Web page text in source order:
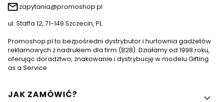
zapytania@promoshop.pl
ul. Staffa 12, 71-149 Szczecin, PL
Promoshop.pl to bezpośredni dystrybutor i hurtownia gadżetów
reklamowych z nadrukiem dla firm (B2B). Działamy od 1998 roku,
oferując doradztwo, znakowanie i dystrybucję w modelu Gifting
as a Service.
Linki w stopce
JAK ZAMÓWIĆ?